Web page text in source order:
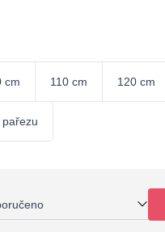
cm 110 cm 120 cm
pařezu